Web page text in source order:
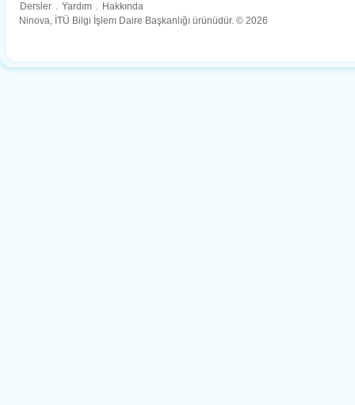
Dersler . Yardım . Hakkında
Ninova, İTÜ Bilgi İşlem Daire Başkanlığı ürünüdür. © 2026